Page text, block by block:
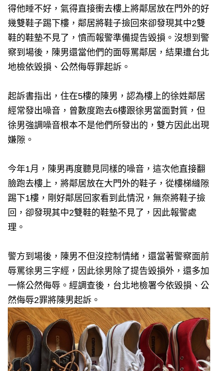
得他睡不好，氣得直接衝去樓上將鄰居放在門外的好
幾雙鞋子踢下樓，鄰居將鞋子撿回來卻發現其中2雙
鞋的鞋墊不見了，憤而報警準備提告毀損。沒想到警
察到場後，陳男還當他們的面辱罵鄰居，結果遭台北
地檢依毀損、公然侮辱罪起訴。
起訴書指出，住在5樓的陳男，認為樓上的徐姓鄰居
經常發出噪音，曾數度跑去6樓跟徐男當面對質，但
徐男強調噪音根本不是他們所發出的，雙方因此出現
嫌隙。
今年1月，陳男再度聽見同樣的噪音，這次他直接翻
臉跑去樓上，將鄰居放在大門外的鞋子，從樓梯縫隙
踢下1樓，剛好鄰居回家看到此情況，無奈將鞋子撿
回，卻發現其中2雙鞋的鞋墊不見了，因此報警處
理。
警方到場後，陳男不但沒控制情緒，還當著警察面前
辱罵徐男三字經，因此徐男除了提告毀損外，還多加
一條公然侮辱。經調查後，台北地檢署今依毀損、公
然侮辱2罪將陳男起訴。